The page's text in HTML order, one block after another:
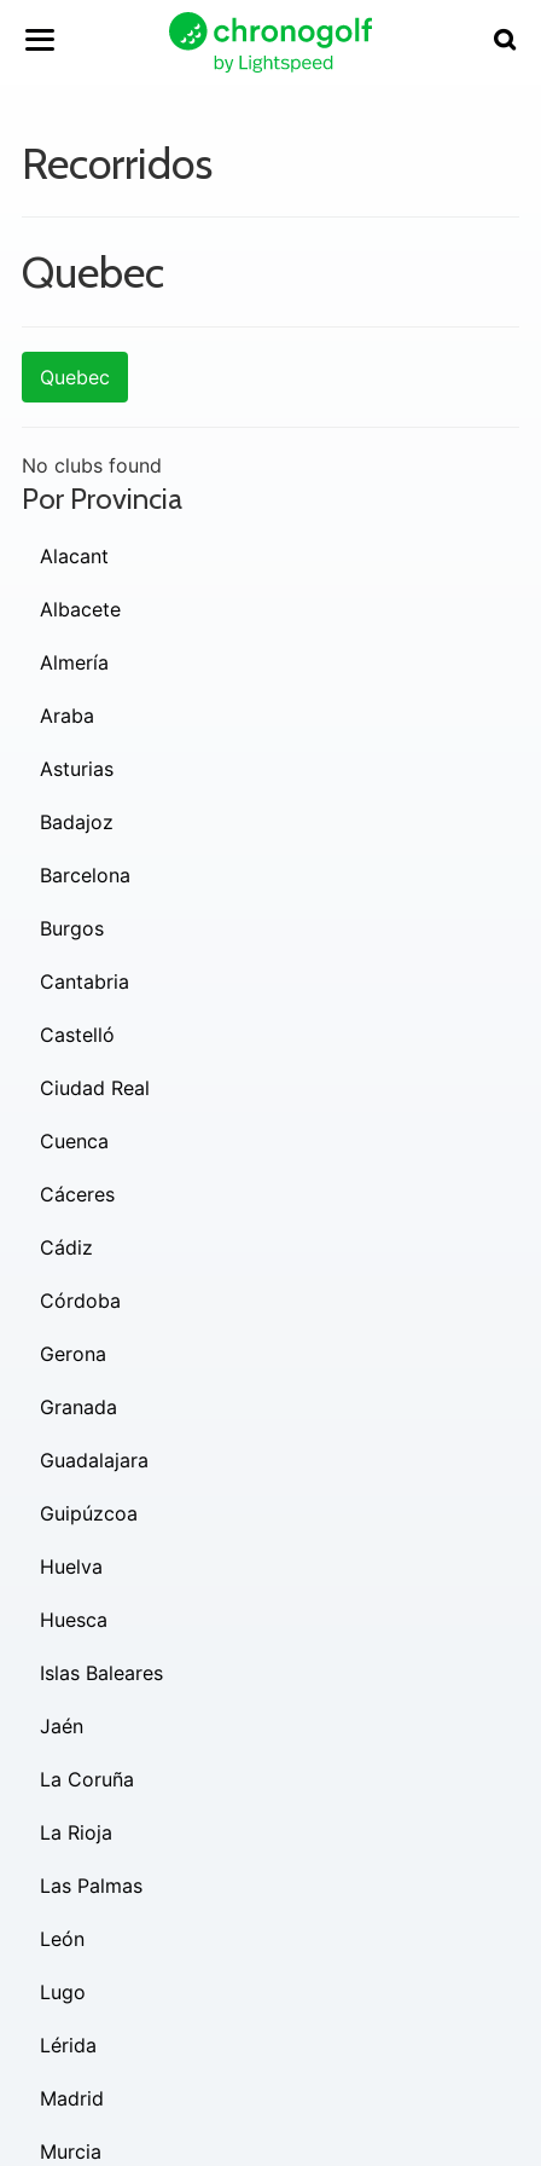
Recorridos
Quebec
Quebec
No clubs found
Por Provincia
Alacant
Albacete
Almería
Araba
Asturias
Badajoz
Barcelona
Burgos
Cantabria
Castelló
Ciudad Real
Cuenca
Cáceres
Cádiz
Córdoba
Gerona
Granada
Guadalajara
Guipúzcoa
Huelva
Huesca
Islas Baleares
Jaén
La Coruña
La Rioja
Las Palmas
León
Lugo
Lérida
Madrid
Murcia